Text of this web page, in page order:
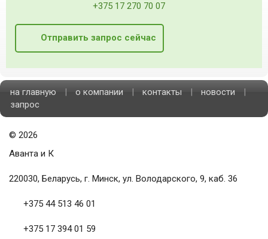
+375 17 270 70 07
Отправить запрос сейчас
на главную | о компании | контакты | новости
|
запрос
© 2026
Аванта и К
220030, Беларусь, г. Минск, ул. Володарского, 9, каб. 36
+375 44 513 46 01
+375 17 394 01 59